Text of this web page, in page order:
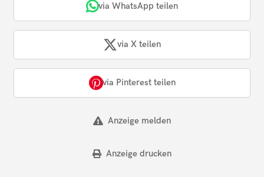
via WhatsApp teilen
via X teilen
via Pinterest teilen
Anzeige melden
Anzeige drucken